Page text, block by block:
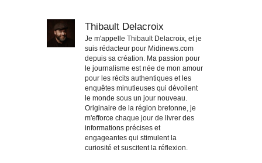
Thibault Delacroix
Je m'appelle Thibault Delacroix, et je
suis rédacteur pour Midinews.com
depuis sa création. Ma passion pour
le journalisme est née de mon amour
pour les récits authentiques et les
enquêtes minutieuses qui dévoilent
le monde sous un jour nouveau.
Originaire de la région bretonne, je
m'efforce chaque jour de livrer des
informations précises et
engageantes qui stimulent la
curiosité et suscitent la réflexion.